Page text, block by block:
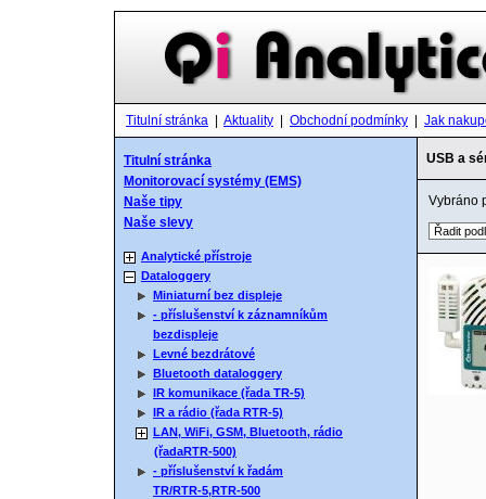
Titulní stránka Aktuality Obchodní podmínky Jak
USB a
Vybráno
Titulní stránka
Monitorovací systémy (EMS)
Naše tipy
Naše slevy
Analytické přístroje
Dataloggery
Miniaturní bez displeje
- příslušenství k záznamníkům
bezdispleje
Levné bezdrátové
Bluetooth dataloggery
IR komunikace (řada TR-5)
IR a rádio (řada RTR-5)
LAN, WiFi, GSM, Bluetooth, rádio
(řadaRTR-500)
- příslušenství k řadám
TR/RTR-5,RTR-500